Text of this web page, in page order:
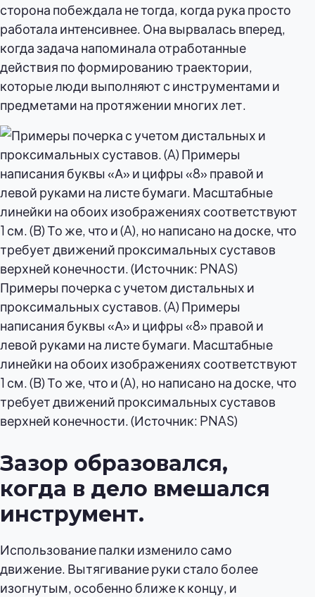
сторона побеждала не тогда, когда рука просто
работала интенсивнее. Она вырвалась вперед,
когда задача напоминала отработанные
действия по формированию траектории,
которые люди выполняют с инструментами и
предметами на протяжении многих лет.
Примеры почерка с учетом дистальных и
проксимальных суставов. (A) Примеры
написания буквы «А» и цифры «8» правой и
левой руками на листе бумаги. Масштабные
линейки на обоих изображениях соответствуют
1 см. (B) То же, что и (A), но написано на доске, что
требует движений проксимальных суставов
верхней конечности. (Источник: PNAS)
Зазор образовался,
когда в дело вмешался
инструмент.
Использование палки изменило само
движение. Вытягивание руки стало более
изогнутым, особенно ближе к концу, и